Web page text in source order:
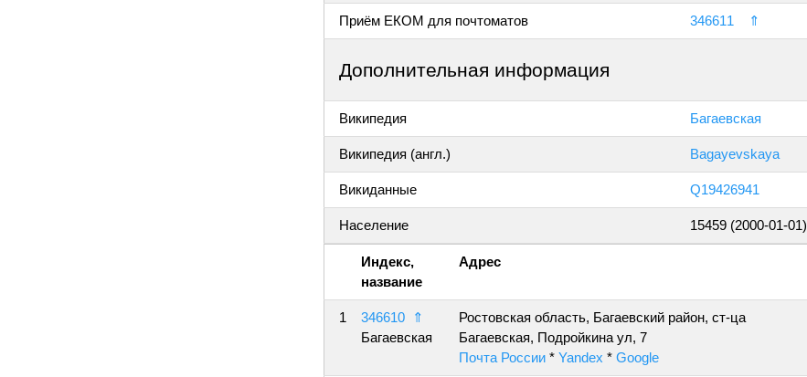
Приём ЕКОМ для почтоматов 346611 ⇑
Дополнительная информация
Википедия Багаевская
Википедия (англ.) Bagayevskaya
Викиданные Q19426941
Население 15459 (2000-01-01)
Индекс,
название
Адрес
1 346610
⇑
Багаевская
Ростовская область, Багаевский район, ст-ца
Багаевская, Подройкина ул, 7
Почта России * Yandex * Google